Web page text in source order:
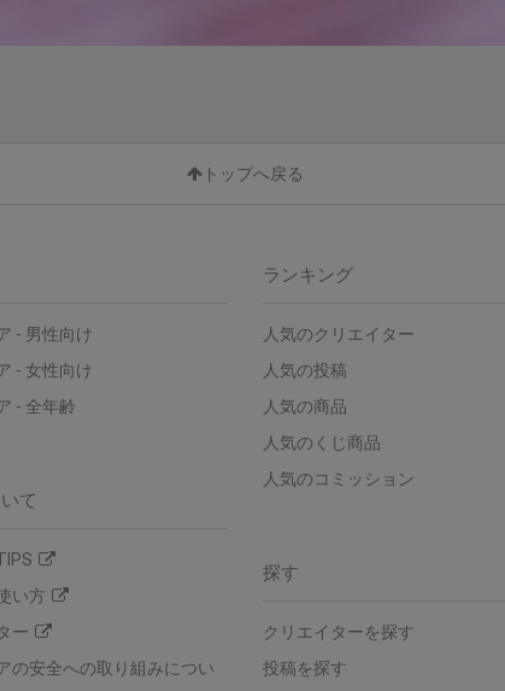
トップへ戻る
- 男性向け
- 女性向け
- 全年齢
て
い方
ー
の安全への取り組みについ
ランキング
人気のクリエイター
人気の投稿
人気の商品
人気のくじ商品
人気のコミッション
探す
クリエイターを探す
投稿を探す